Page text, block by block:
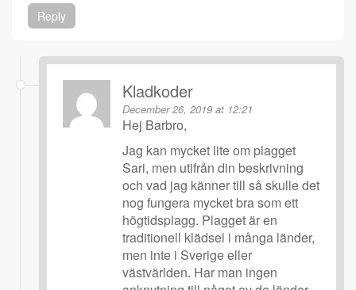
Reply
Kladkoder
December 26, 2019 at 12:21
Hej Barbro,
Jag kan mycket lite om plagget
Sari, men utifrån din beskrivning
och vad jag känner till så skulle det
nog fungera mycket bra som ett
högtidsplagg. Plagget är en
traditionell klädsel i många länder,
men inte i Sverige eller
västvärlden. Har man ingen